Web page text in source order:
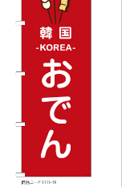
オーダーについて